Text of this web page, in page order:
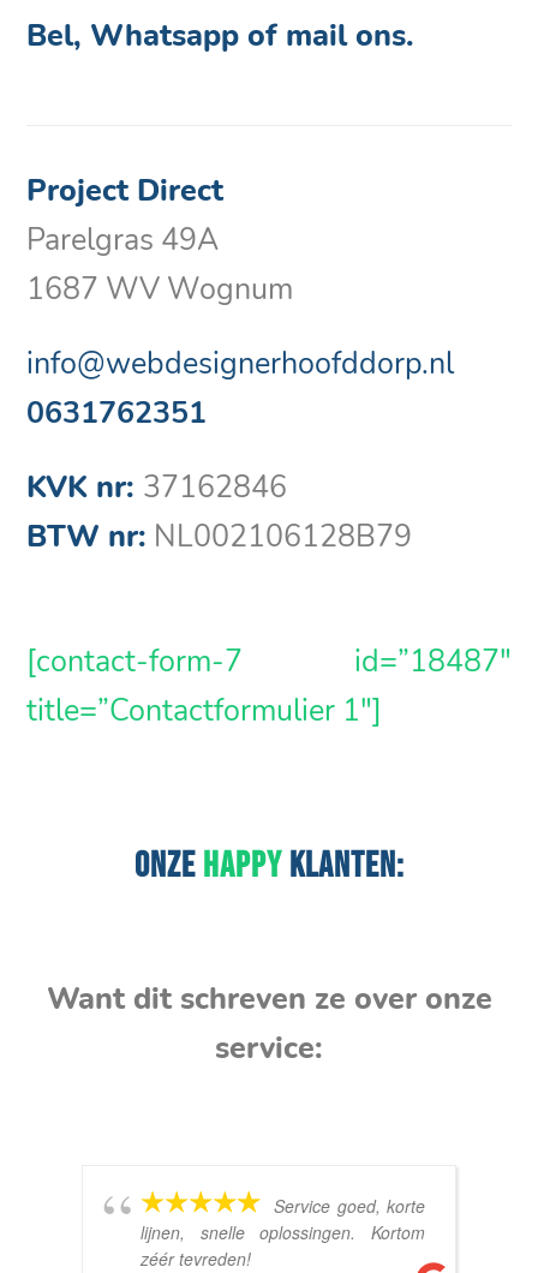
Bel, Whatsapp of mail ons.
Project Direct
Parelgras 49A
1687 WV Wognum
info@webdesignerhoofddorp.nl
0631762351
KVK nr: 37162846
BTW nr: NL002106128B79
[contact-form-7 id=”18487″
title=”Contactformulier 1″]
ONZEHAPPYKLANTEN:
Want dit schreven ze over onze
service:
Service goed, korte
lijnen, snelle oplossingen. Kortom
zéér tevreden!